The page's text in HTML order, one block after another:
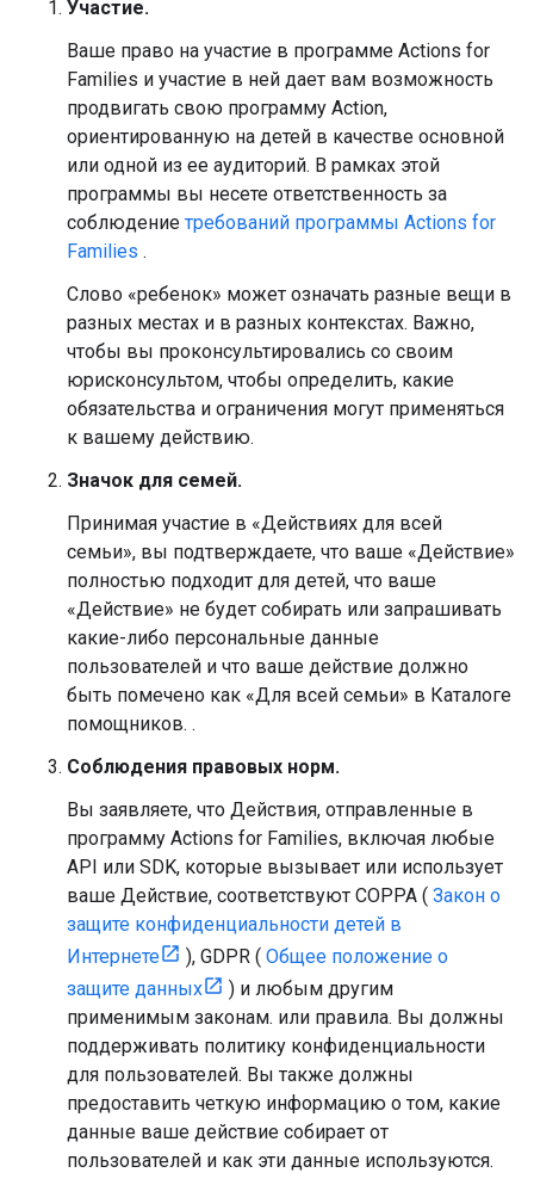
Участие.
Ваше право на участие в программе Actions for
Families и участие в ней дает вам возможность
продвигать свою программу Action,
ориентированную на детей в качестве основной
или одной из ее аудиторий. В рамках этой
программы вы несете ответственность за
соблюдение требований программы Actions for
Families .
Слово «ребенок» может означать разные вещи в
разных местах и ​​в разных контекстах. Важно,
чтобы вы проконсультировались со своим
юрисконсультом, чтобы определить, какие
обязательства и ограничения могут применяться
к вашему действию.
Значок для семей.
Принимая участие в «Действиях для всей
семьи», вы подтверждаете, что ваше «Действие»
полностью подходит для детей, что ваше
«Действие» не будет собирать или запрашивать
какие-либо персональные данные
пользователей и что ваше действие должно
быть помечено как «Для всей семьи» в Каталоге
помощников. .
Соблюдения правовых норм.
Вы заявляете, что Действия, отправленные в
программу Actions for Families, включая любые
API или SDK, которые вызывает или использует
ваше Действие, соответствуют COPPA ( Закон о
защите конфиденциальности детей в
Интернете
), GDPR ( Общее положение о
защите данных
) и любым другим
применимым законам. или правила. Вы должны
поддерживать политику конфиденциальности
для пользователей. Вы также должны
предоставить четкую информацию о том, какие
данные ваше действие собирает от
пользователей и как эти данные используются.